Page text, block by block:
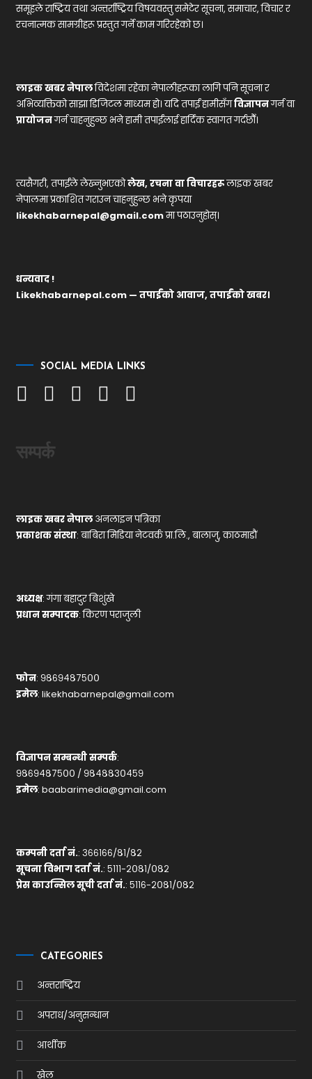
समूहले राष्ट्रिय तथा अन्तर्राष्ट्रिय विषयवस्तु समेटेर सूचना, समाचार, विचार र
रचनात्मक सामग्रीहरू प्रस्तुत गर्ने काम गरिरहेको छ।
लाइक खबर नेपालविदेशमा रहेका नेपालीहरूका लागि पनि सूचना र
अभिव्यक्तिको साझा डिजिटल माध्यम हो। यदि तपाईं हामीसँगविज्ञापनगर्न वा
प्रायोजनगर्न चाहनुहुन्छ भने हामी तपाईंलाई हार्दिक स्वागत गर्दछौँ।
त्यसैगरी, तपाईंले लेख्नुभएकोलेख, रचना वा विचारहरूलाइक खबर
नेपालमा प्रकाशित गराउन चाहनुहुन्छ भने कृपया
likekhabarnepal@gmail.comमा पठाउनुहोस्।
धन्यवाद !
Likekhabarnepal.com — तपाईंको आवाज, तपाईंको खबर।
SOCIAL MEDIA LINKS
सम्पर्क
लाइक खबर नेपाल अनलाइन पत्रिका
प्रकाशक संस्था: बाबिरा मिडिया नेटवर्क प्रा.लि., बालाजु, काठमाडौं
अध्यक्ष: गंगा बहादुर बिशुंखे
प्रधान सम्पादक: किरण पराजुली
फोन: ९८६९४८७५००
इमेल:likekhabarnepal@gmail.com
विज्ञापन सम्बन्धी सम्पर्क:
९८६९४८७५०० / ९८४८८३०४५९
इमेल:baabarimedia@gmail.com
कम्पनी दर्ता नं.: ३६६१६६/८१/८२
सूचना विभाग दर्ता नं.: ५१११-२०८१/०८२
प्रेस काउन्सिल सूची दर्ता नं.: ५११६-२०८१/०८२
CATEGORIES
अन्तराष्ट्रिय
अपराध/अनुसन्धान
आर्थीक
खेल